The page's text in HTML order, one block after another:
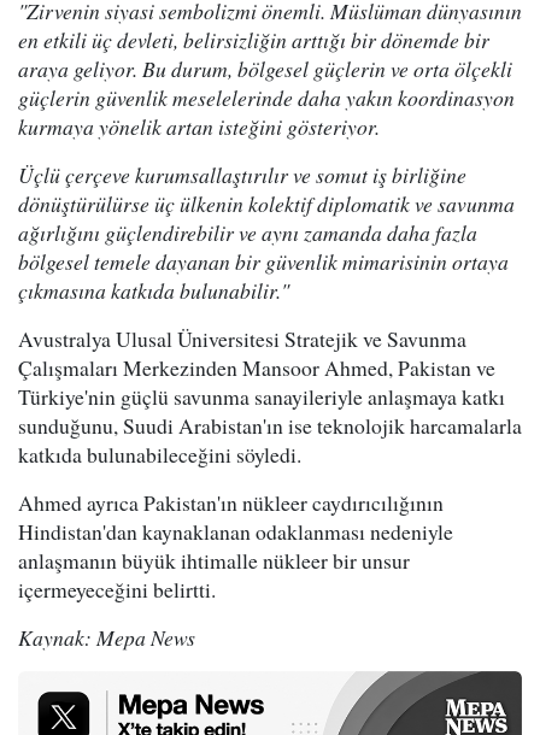
"Zirvenin siyasi sembolizmi önemli. Müslüman dünyasının
en etkili üç devleti, belirsizliğin arttığı bir dönemde bir
araya geliyor. Bu durum, bölgesel güçlerin ve orta ölçekli
güçlerin güvenlik meselelerinde daha yakın koordinasyon
kurmaya yönelik artan isteğini gösteriyor.
Üçlü çerçeve kurumsallaştırılır ve somut iş birliğine
dönüştürülürse üç ülkenin kolektif diplomatik ve savunma
ağırlığını güçlendirebilir ve aynı zamanda daha fazla
bölgesel temele dayanan bir güvenlik mimarisinin ortaya
çıkmasına katkıda bulunabilir."
Avustralya Ulusal Üniversitesi Stratejik ve Savunma
Çalışmaları Merkezinden Mansoor Ahmed, Pakistan ve
Türkiye'nin güçlü savunma sanayileriyle anlaşmaya katkı
sunduğunu, Suudi Arabistan'ın ise teknolojik harcamalarla
katkıda bulunabileceğini söyledi.
Ahmed ayrıca Pakistan'ın nükleer caydırıcılığının
Hindistan'dan kaynaklanan odaklanması nedeniyle
anlaşmanın büyük ihtimalle nükleer bir unsur
içermeyeceğini belirtti.
Kaynak: Mepa News